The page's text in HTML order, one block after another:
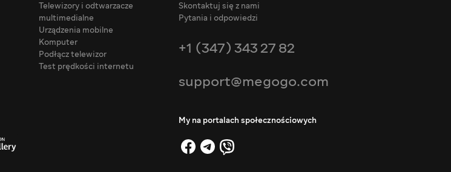
Telewizory i odtwarzacze
multimedialne
Urządzenia mobilne
Komputer
Podłącz telewizor
Test prędkości internetu
Skontaktuj się z nami
Pytania i odpowiedzi
+1 (347) 343 27 82
support@megogo.com
My na portalach społecznościowych